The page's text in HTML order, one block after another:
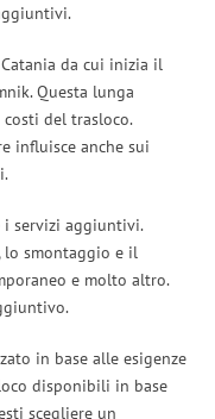
da cui inizia il
Questa lunga
del trasloco.
influisce anche sui
i servizi aggiuntivi.
lo smontaggio e il
e molto altro.
in base alle esigenze
disponibili in base
scegliere un